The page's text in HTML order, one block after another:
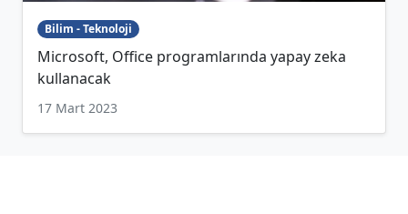
Bilim - Teknoloji
Microsoft, Office programlarında yapay zeka
kullanacak
17 Mart 2023